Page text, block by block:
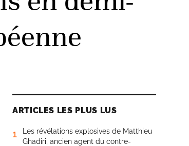
ARTICLES LES PLUS LUS
1
Les révélations explosives de Matthieu
Ghadiri, ancien agent du contre-